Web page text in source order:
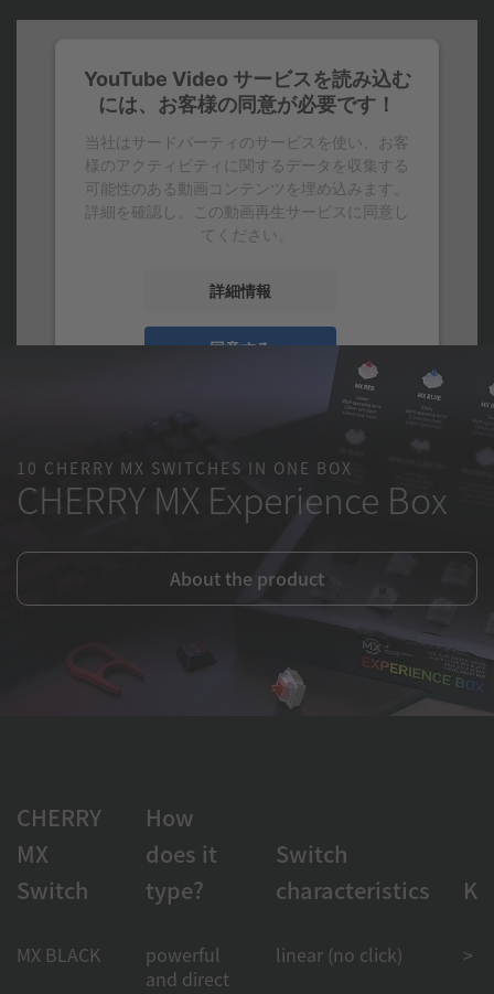
YouTube Video サービスを読み込む
には、お客様の同意が必要です！
当社はサードパーティのサービスを使い、お客
様のアクティビティに関するデータを収集する
可能性のある動画コンテンツを埋め込みます。
詳細を確認し、この動画再生サービスに同意し
てください。
詳細情報
同意する
10 CHERRY MX SWITCHES IN ONE BOX
CHERRY MX Experience Box
About the product
CHERRY
MX
Switch
How
does it
type?
Switch
characteristics
MX BLACK
powerful
and direct
linear (no click) >